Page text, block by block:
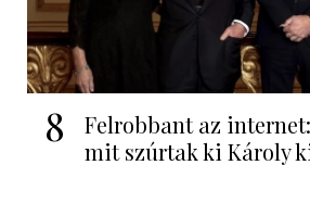
8
Felrobbant az
mit szúrtak ki Károly